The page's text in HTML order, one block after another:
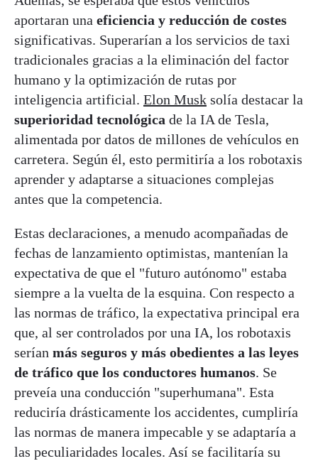
aportaran una eficiencia y reducción de costes
significativas. Superarían a los servicios de taxi
tradicionales gracias a la eliminación del factor
humano y la optimización de rutas por
inteligencia artificial. Elon Musk solía destacar la
superioridad tecnológica de la IA de Tesla,
alimentada por datos de millones de vehículos en
carretera. Según él, esto permitiría a los robotaxis
aprender y adaptarse a situaciones complejas
antes que la competencia.
Estas declaraciones, a menudo acompañadas de
fechas de lanzamiento optimistas, mantenían la
expectativa de que el "futuro autónomo" estaba
siempre a la vuelta de la esquina. Con respecto a
las normas de tráfico, la expectativa principal era
que, al ser controlados por una IA, los robotaxis
serían más seguros y más obedientes a las leyes
de tráfico que los conductores humanos. Se
preveía una conducción "superhumana". Esta
reduciría drásticamente los accidentes, cumpliría
las normas de manera impecable y se adaptaría a
las peculiaridades locales. Así se facilitaría su